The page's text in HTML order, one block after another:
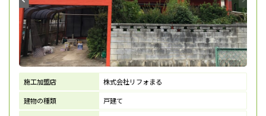
施工加盟店
株式会社リフォまる
建物の種類
戸建て